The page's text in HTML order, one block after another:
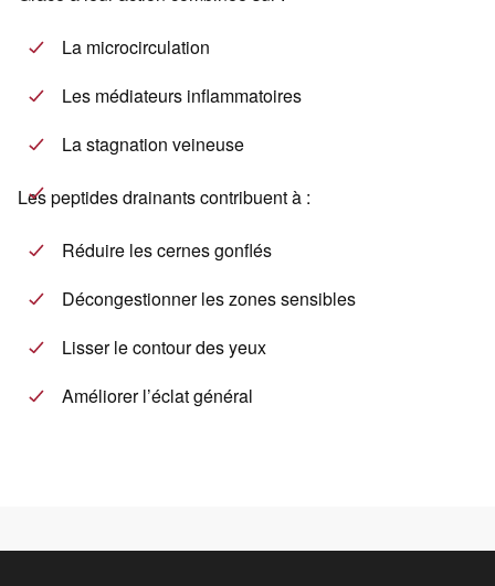
La microcirculation
Les médiateurs inflammatoires
La stagnation veineuse
Les peptides drainants contribuent à :
Réduire les cernes gonflés
Décongestionner les zones sensibles
Lisser le contour des yeux
Améliorer l’éclat général